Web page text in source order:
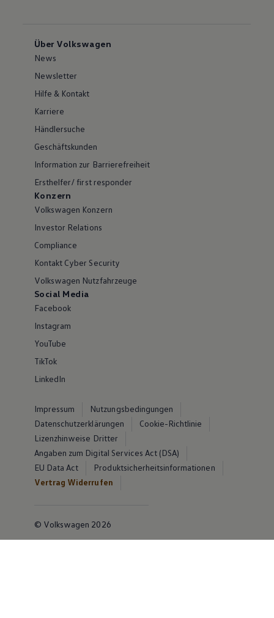
Über Volkswagen
News
Newsletter
Hilfe & Kontakt
Karriere
Händlersuche
Geschäftskunden
Information zur Barrierefreiheit
Ersthelfer/ first responder
Konzern
Volkswagen Konzern
Investor Relations
Compliance
Kontakt Cyber Security
Volkswagen Nutzfahrzeuge
Social Media
Facebook
Instagram
YouTube
TikTok
LinkedIn
Impressum
Nutzungsbedingungen
Datenschutzerklärungen
Cookie-Richtlinie
Lizenzhinweise Dritter
Angaben zum Digital Services Act (DSA)
EU Data Act
Produktsicherheitsinformationen
Vertrag Widerrufen
© Volkswagen 2026